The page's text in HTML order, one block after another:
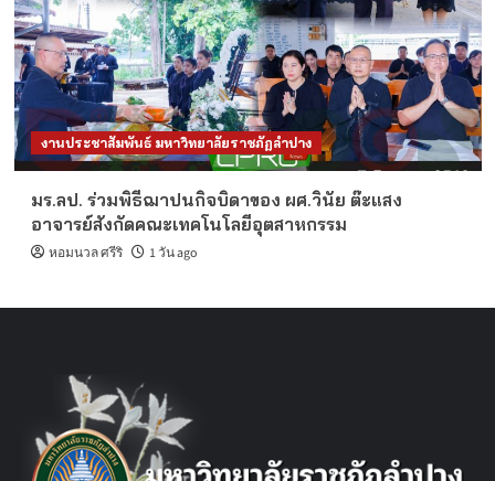
งานประชาสัมพันธ์ มหาวิทยาลัยราชภัฏลำปาง
มร.ลป. ร่วมพิธีฌาปนกิจบิดาของ ผศ.วินัย ต๊ะแสง
อาจารย์สังกัดคณะเทคโนโลยีอุตสาหกรรม
หอมนวล ศรีริ 1 วัน ago